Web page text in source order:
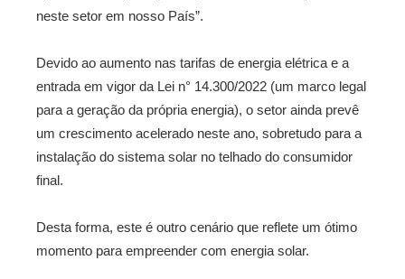
neste setor em nosso País”.
Devido ao aumento nas tarifas de energia elétrica e a
entrada em vigor da Lei n° 14.300/2022 (um marco legal
para a geração da própria energia), o setor ainda prevê
um crescimento acelerado neste ano, sobretudo para a
instalação do sistema solar no telhado do consumidor
final.
Desta forma, este é outro cenário que reflete um ótimo
momento para empreender com energia solar.